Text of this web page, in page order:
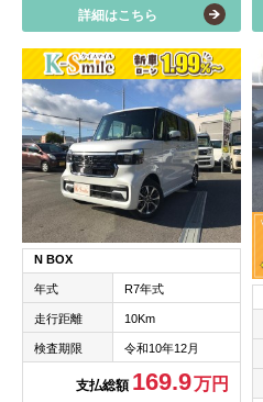
詳細はこちら
N BOX
年式 R7年式
走行距離 10Km
検査期限 令和10年12月
支払総額 169.9万円